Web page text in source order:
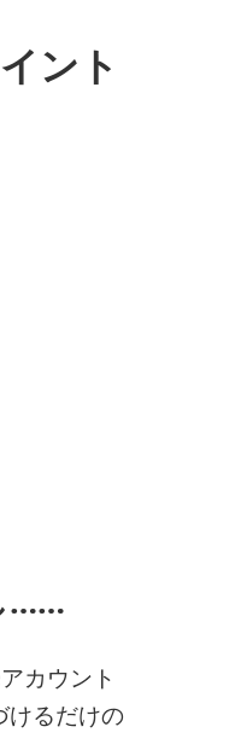
ント
……
カウント
けるだけの